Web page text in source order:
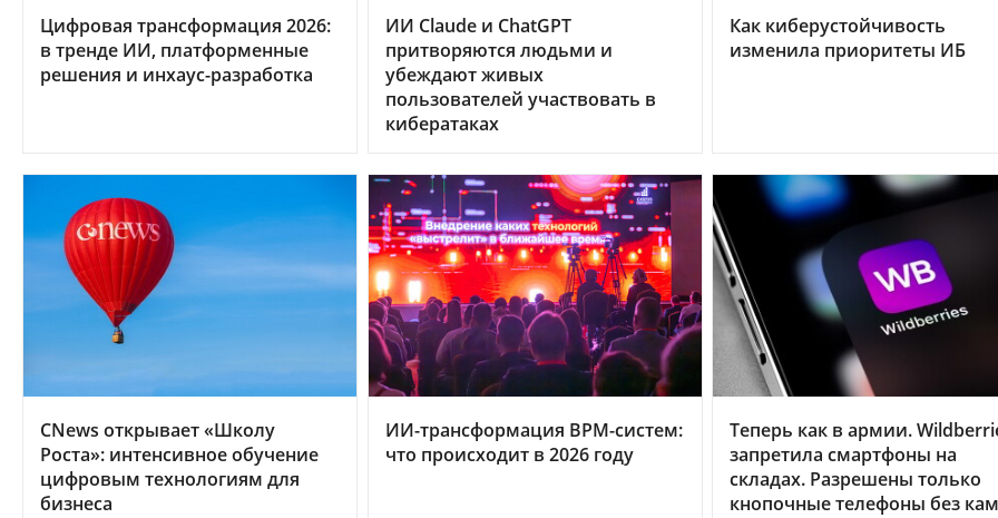
Цифровая трансформация 2026:
в тренде ИИ, платформенные
решения и инхаус-разработка
ИИ Claude и ChatGPT
притворяются людьми и
убеждают живых
пользователей участвовать в
кибератаках
Как киберустойчивость
изменила приоритеты ИБ
CNews открывает «Школу
Роста»: интенсивное обучение
цифровым технологиям для
бизнеса
ИИ-трансформация BPM-систем:
что происходит в 2026 году
Теперь как в армии.
запретила смартфоны на
складах. Разрешены только
кнопочные телефоны без